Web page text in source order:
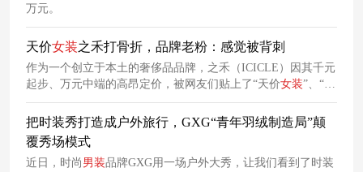
万元。
天价女装之禾打骨折，品牌老粉：感觉被背刺
作为一个创立于本土的奢侈品品牌，之禾（ICICLE）因其千元
起步、万元中端的高昂定价，被网友们贴上了“天价女装”、“国
产第一贵”的标签。最近，这个甚少打折的品牌，难得推出了新
品6折大促活动，然而，这一营销动作不仅没有收获正面口
碑，反而惹来了无数品牌老粉
把时装秀打造成户外旅行，GXG“青年羽绒制造局”颠
覆秀场模式
近日，时尚 男装品牌GXG用一场户外大秀，让我们看到了时装